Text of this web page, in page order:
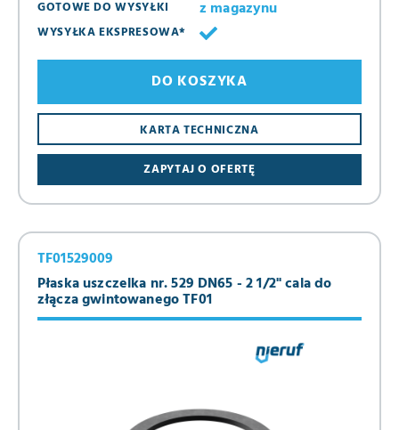
GOTOWE DO WYSYŁKI
z magazynu
WYSYŁKA EKSPRESOWA*
ZAPYTAJ O OFERTĘ
KARTA TECHNICZNA
DO KOSZYKA
Płaska uszczelka nr. 529 DN65 - 2 1/2" cala do
złącza gwintowanego TF01
TF01529009